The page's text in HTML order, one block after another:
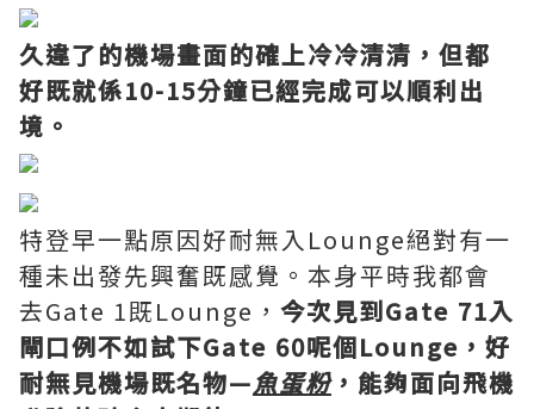
久違了的機場畫面的確上冷冷清清，但都
好既就係10-15分鐘已經完成可以順利出
境。
特登早一點原因好耐無入Lounge絕對有一
種未出發先興奮既感覺。本身平時我都會
去Gate 1既Lounge， 今次見到Gate 71入
閘口例不如試下Gate 60呢個Lounge，好
耐無見機場既名物—魚蛋粉，能夠面向飛機